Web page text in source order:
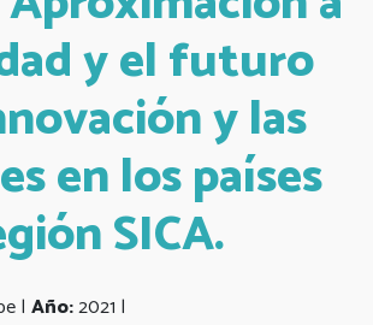
y el futuro
y las
en los países
SICA.
| Año:2021 |